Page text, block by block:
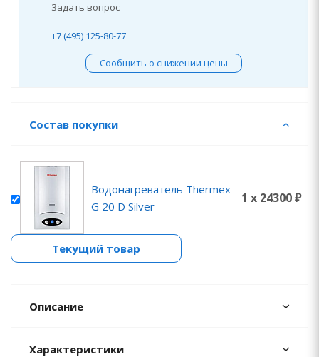
Задать вопрос
+7 (495) 125-80-77
Сообщить о снижении цены
Состав покупки
Водонагреватель Thermex
G 20 D Silver
1 x 24300 ₽
Текущий товар
Описание
Характеристики